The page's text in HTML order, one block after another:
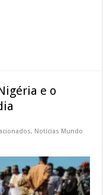
e o
, Notícias Mundo